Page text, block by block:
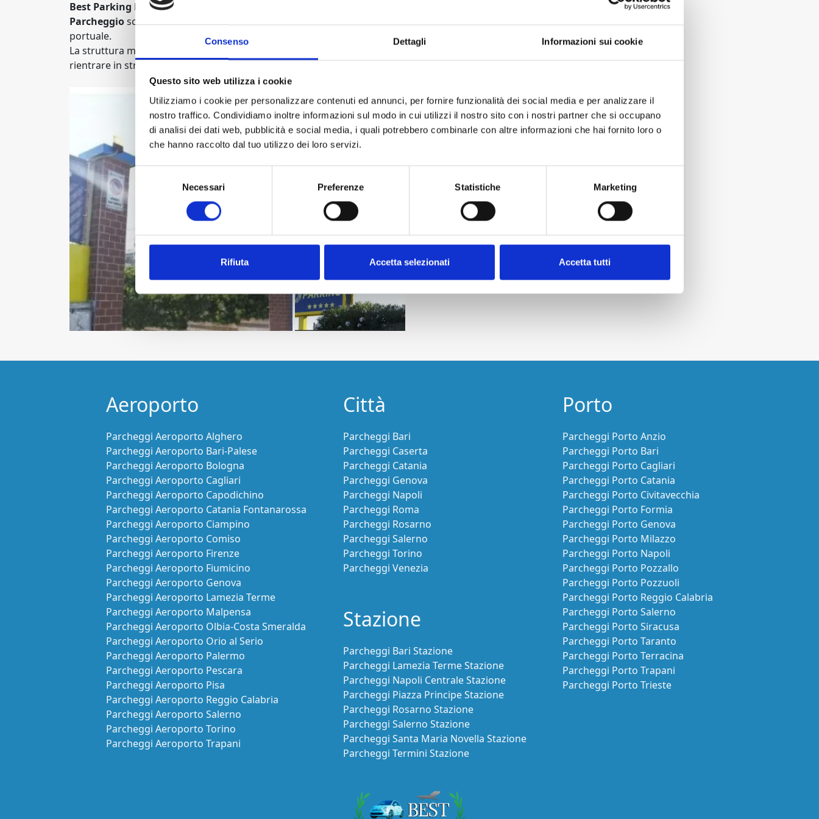
Consenso Dettagli Informazioni sui cookie
Questo sito web utilizza i cookie
Utilizziamo i cookie per personalizzare contenuti ed annunci, per fornire funzionalità dei social media e per analizzare il
nostro traffico. Condividiamo inoltre informazioni sul modo in cui utilizzi il nostro sito con i nostri partner che si occupano
di analisi dei dati web, pubblicità e social media, i quali potrebbero combinarle con altre informazioni che hai fornito loro o
che hanno raccolto dal tuo utilizzo dei loro servizi.
Necessari Preferenze Statistiche Marketing
Rifiuta Accetta selezionati Accetta tutti
Best Parking Bari
Parcheggioscoperto low cost completamente asfaltato, ubicato a poco più di 4 km dal terminal
portuale.
La struttura mette a disposizione il servizio di navetta gratuita A/R, per raggiungere il porto e
rientrare in struttura in maniera comoda e rapida.
Aeroporto
Parcheggi Aeroporto Alghero
Parcheggi Aeroporto Bari-Palese
Parcheggi Aeroporto Bologna
Parcheggi Aeroporto Cagliari
Parcheggi Aeroporto Capodichino
Parcheggi Aeroporto Catania Fontanarossa
Parcheggi Aeroporto Ciampino
Parcheggi Aeroporto Comiso
Parcheggi Aeroporto Firenze
Parcheggi Aeroporto Fiumicino
Parcheggi Aeroporto Genova
Parcheggi Aeroporto Lamezia Terme
Parcheggi Aeroporto Malpensa
Parcheggi Aeroporto Olbia-Costa Smeralda
Parcheggi Aeroporto Orio al Serio
Parcheggi Aeroporto Palermo
Parcheggi Aeroporto Pescara
Parcheggi Aeroporto Pisa
Parcheggi Aeroporto Reggio Calabria
Parcheggi Aeroporto Salerno
Parcheggi Aeroporto Torino
Parcheggi Aeroporto Trapani
Città
Parcheggi Bari
Parcheggi Caserta
Parcheggi Catania
Parcheggi Genova
Parcheggi Napoli
Parcheggi Roma
Parcheggi Rosarno
Parcheggi Salerno
Parcheggi Torino
Parcheggi Venezia
Stazione
Parcheggi Bari Stazione
Parcheggi Lamezia Terme Stazione
Parcheggi Napoli Centrale Stazione
Parcheggi Piazza Principe Stazione
Parcheggi Rosarno Stazione
Parcheggi Salerno Stazione
Parcheggi Santa Maria Novella Stazione
Parcheggi Termini Stazione
Porto
Parcheggi Porto Anzio
Parcheggi Porto Bari
Parcheggi Porto Cagliari
Parcheggi Porto Catania
Parcheggi Porto Civitavecchia
Parcheggi Porto Formia
Parcheggi Porto Genova
Parcheggi Porto Milazzo
Parcheggi Porto Napoli
Parcheggi Porto Pozzallo
Parcheggi Porto Pozzuoli
Parcheggi Porto Reggio Calabria
Parcheggi Porto Salerno
Parcheggi Porto Siracusa
Parcheggi Porto Taranto
Parcheggi Porto Terracina
Parcheggi Porto Trapani
Parcheggi Porto Trieste